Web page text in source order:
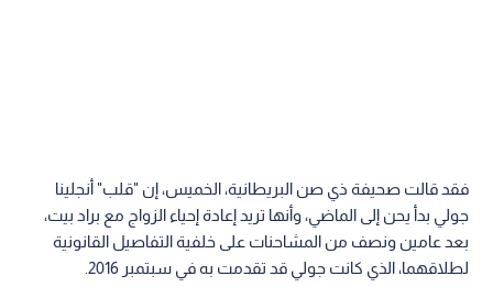
فقد قالت صحيفة ذي صن البريطانية، الخميس، إن "قلب" أنجلينا
جولي بدأ يحن إلى الماضي، وأنها تريد إعادة إحياء الزواج مع براد بيت،
بعد عامين ونصف من المشاحنات على خلفية التفاصيل القانونية
لطلاقهما، الذي كانت جولي قد تقدمت به في سبتمبر 2016.